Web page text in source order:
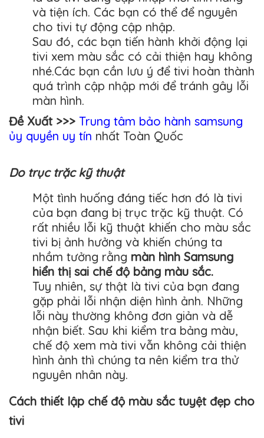
và tiện ích. Các bạn có thể để nguyên
cho tivi tự động cập nhập.
Sau đó, các bạn tiến hành khởi động lại
tivi xem màu sắc có cải thiện hay không
nhé.Các bạn cần lưu ý để tivi hoàn thành
quá trình cập nhập mới để tránh gây lỗi
màn hình.
Đề Xuất >>> Trung tâm bảo hành samsung
ủy quyền uy tín nhất Toàn Quốc
Do trục trặc kỹ thuật
Một tình huống đáng tiếc hơn đó là tivi
của bạn đang bị trục trặc kỹ thuật. Có
rất nhiều lỗi kỹ thuật khiến cho màu sắc
tivi bị ảnh hưởng và khiến chúng ta
nhầm tưởng rằng màn hình Samsung
hiển thị sai chế độ bảng màu sắc.
Tuy nhiên, sự thật là tivi của bạn đang
gặp phải lỗi nhận diện hình ảnh. Những
lỗi này thường không đơn giản và dễ
nhận biết. Sau khi kiểm tra bảng màu,
chế độ xem mà tivi vẫn không cải thiện
hình ảnh thì chúng ta nên kiểm tra thử
nguyên nhân này.
Cách thiết lập chế độ màu sắc tuyệt đẹp cho
tivi